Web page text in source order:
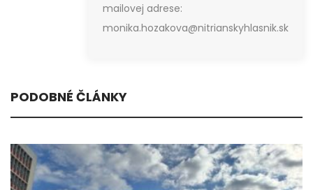
mailovej adrese:
monika.hozakova@nitrianskyhlasnik.sk
PODOBNÉ ČLÁNKY